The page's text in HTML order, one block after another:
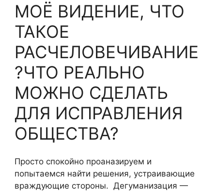
МОЁ ВИДЕНИЕ, ЧТО
ТАКОЕ
РАСЧЕЛОВЕЧИВАНИЕ
?ЧТО РЕАЛЬНО
МОЖНО СДЕЛАТЬ
ДЛЯ ИСПРАВЛЕНИЯ
ОБЩЕСТВА?
Просто спокойно проаназируем и
попытаемся найти решения, устраивающие
враждующие стороны. Дегуманизация —